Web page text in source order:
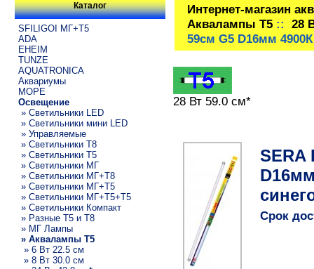
Каталог
SFILIGOI МГ+Т5
ADA
EHEIM
TUNZE
AQUATRONICA
Аквариумы
МОРЕ
Освещение
» Светильники LED
» Светильники мини LED
» Управляемые
» Светильники T8
» Светильники T5
» Светильники МГ
» Светильники МГ+T8
» Светильники МГ+T5
» Светильники МГ+T5+T5
» Светильники Компакт
» Разные T5 и T8
» МГ Лампы
» Аквалампы T5
» 6 Вт 22.5 см
» 8 Вт 30.0 см
Интернет-магазин
Аквалампы T5:: 28
59см G5 D16мм
28 Вт 59.0 см*
SERA
Срок